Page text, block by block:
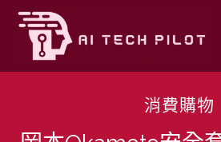
Skip
content
消費購物